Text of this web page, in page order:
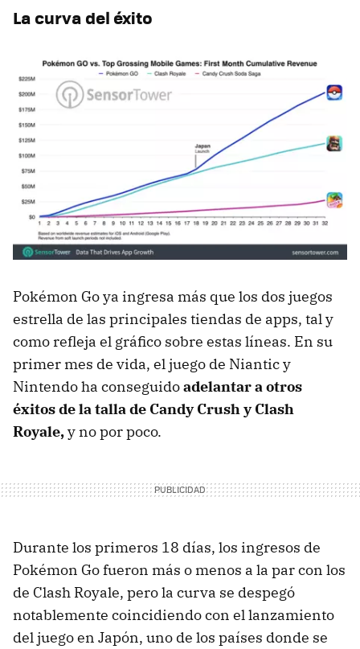
La curva del éxito
Pokémon Go ya ingresa más que los dos juegos
estrella de las principales tiendas de apps, tal y
como refleja el gráfico sobre estas líneas. En su
primer mes de vida, el juego de Niantic y
Nintendo ha conseguidoadelantar a otros
éxitos de la talla de Candy Crush y Clash
Royale,y no por poco.
Durante los primeros 18 días, los ingresos de
Pokémon Go fueron más o menos a la par con los
de Clash Royale, pero la curva se despegó
notablemente coincidiendo con el lanzamiento
del juego en Japón, uno de los países donde se